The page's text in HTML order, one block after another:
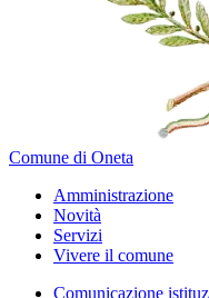
Comune di Oneta
Amministrazione
Novità
Servizi
Vivere il comune
Comunicazione